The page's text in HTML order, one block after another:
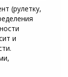
(рулетку,
и